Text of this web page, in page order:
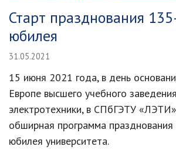
Старт празднования
юбилея
31.05.2021
15 июня 2021 года, в день
Европе высшего учебного
электротехники, в СПбГЭТУ
обширная программа празднования
юбилея университета.